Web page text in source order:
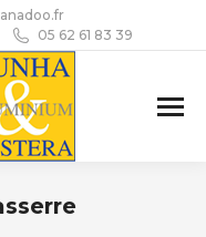
05 62 61 83 39